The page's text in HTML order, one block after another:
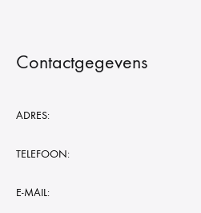
Contactgegevens
ADRES:
TELEFOON:
E-MAIL: